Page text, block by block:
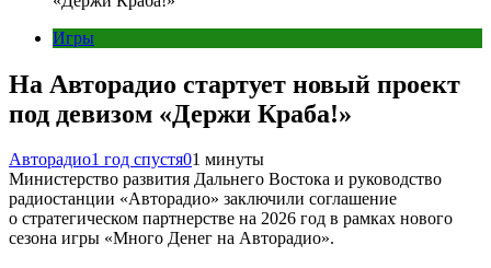
Игры
На Авторадио стартует новый проект
под девизом «Держи Краба!»
Авторадио1 год спустя01 минуты
Министерство развития Дальнего Востока и руководство
радиостанции «Авторадио» заключили соглашение
о стратегическом партнерстве на 2026 год в рамках нового
сезона игры «Много Денег на Авторадио».